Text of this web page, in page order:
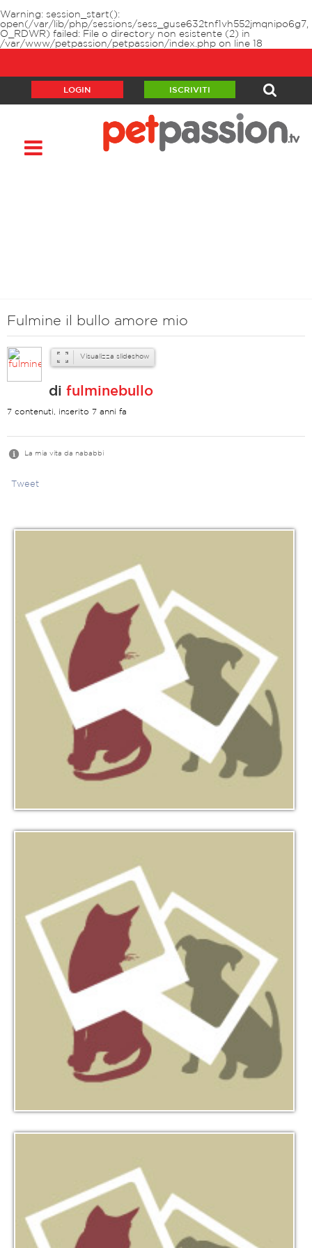
Warning: session_start():
open(/var/lib/php/sessions/sess_guse632tnf1vh552jmqnipo6g7,
O_RDWR) failed: File o directory non esistente (2) in
/var/www/petpassion/petpassion/index.php on line 18
LOGIN ISCRIVITI
Fulmine il bullo amore mio
Visualizza slideshow
di fulminebullo
7 contenuti, inserito 7 anni fa
La mia vita da nababbi
Tweet